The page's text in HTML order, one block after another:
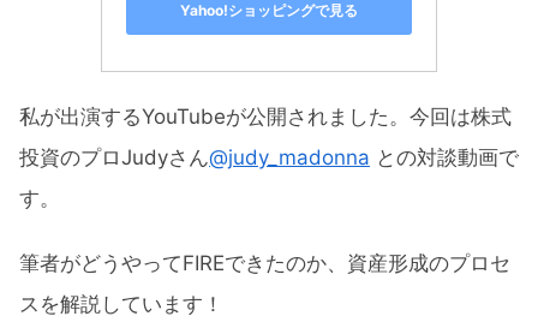
Yahoo!ショッピングで見る
私が出演するYouTubeが公開されました。今回は株式
投資のプロJudyさん@judy_madonna との対談動画で
す。
筆者がどうやってFIREできたのか、資産形成のプロセ
スを解説しています！